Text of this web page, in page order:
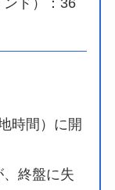
ンド）：36
時間）に開
、終盤に失